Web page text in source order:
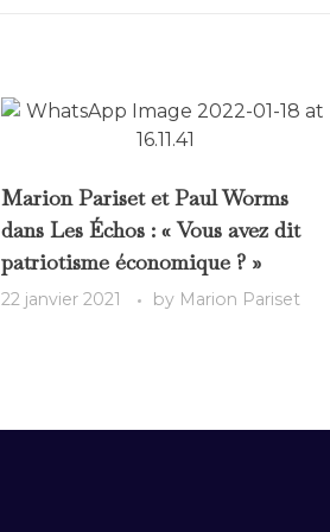
Marion Pariset et Paul Worms
dans Les Échos : « Vous avez dit
patriotisme économique ? »
22 janvier 2021 by Marion Pariset